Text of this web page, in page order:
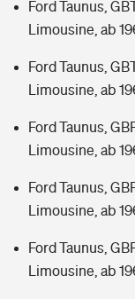
Ford Taunus,
Limousine, ab
Ford Taunus,
Limousine, ab
Ford Taunus,
Limousine, ab
Ford Taunus,
Limousine, ab
Ford Taunus,
Limousine, ab